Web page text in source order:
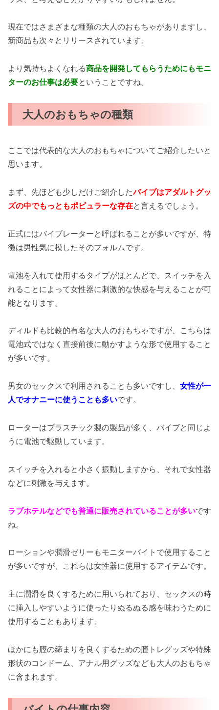
現在ではさまざまな種類の大人のおもちゃがありますし、
新商品も次々とリリースされています。
より気持ちよくなれる商品を開発してもらうためにもモニ
ターのお仕事は必要ということですね。
大人のおもちゃの種類
ここでは代表的な大人のおもちゃについてご紹介したいと
思います。
まず、先ほども少しだけご紹介したバイブはアダルトグッ
ズの中でもっともポピュラーな存在と言えるでしょう。
正式にはバイブレーターと呼ばれることが多いですが、特
徴は男性気に模したそのフォルムです。
電池を入れて使用するタイプがほとんどで、スイッチを入
れることによって女性器に刺激的な快感を与えることが可
能となります。
ディルドも比較的有名な大人のおもちゃですが、こちらは
電池式ではなく直接前後に動かすような形で使用すること
が多いです。
男女のセックスで利用されることも多いですし、 女性が一
人でオナニーに使うことも多いです。
ローターはプラスチック製の製品が多く、バイブと同じよ
うに電池で駆動しています。
スイッチを入れると小さく振動しますから、それで女性器
などに刺激を与えます。
ラブホテルなどでも普通に販売されていることが多いです
ね。
ローションや潤滑ゼリーもモニターバイトで使用すること
が多いですが、これらは女性器に使用するアイテムです。
主に潤滑を良くするために用いられており、セックスの時
に挿入しやすいように使ったりぬるぬる感を味わうために
使用することもあります。
ほかにも膣の締まりを良くするための膣トレグッズや特殊
形状のコンドーム、アナル用グッズなども大人のおもちゃ
に含まれます。